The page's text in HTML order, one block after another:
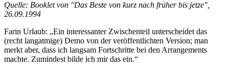
Quelle: Booklet von "Das Beste von kurz nach früher bis jetze",
26.09.1994
Farin Urlaub: „Ein interessanter Zwischenteil unterscheidet das
(recht langatmige) Demo von der veröffentlichten Version; man
merkt aber, dass ich langsam Fortschritte bei den Arrangements
machte. Zumindest bilde ich mir das ein.“